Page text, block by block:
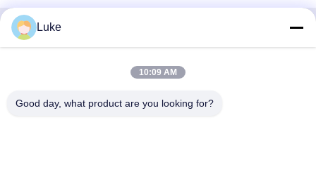
Schnelle Kontaktaufnahme
Park, Shunde District, Foshan 528000, Provinz Guangdong,
Luke
10:09 AM
Good day, what product are you looking for?